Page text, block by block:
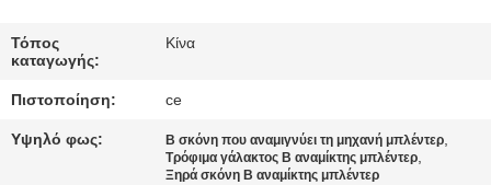
ΜΑΣ
ΕΛΆΤΕ
ΕΠΑΦΉ
Τόπος
καταγωγής:
Κίνα
Πιστοποίηση: ce
Υψηλό φως: Β σκόνη που αναμιγνύει τη μηχανή μπλέντερ,
Τρόφιμα γάλακτος Β αναμίκτης μπλέντερ,
Ξηρά σκόνη Β αναμίκτης μπλέντερ